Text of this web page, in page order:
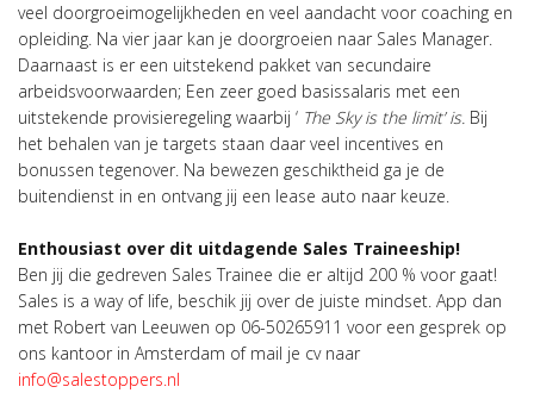
veel doorgroeimogelijkheden en veel aandacht voor coaching en
opleiding. Na vier jaar kan je doorgroeien naar Sales Manager.
Daarnaast is er een uitstekend pakket van secundaire
arbeidsvoorwaarden; Een zeer goed basissalaris met een
uitstekende provisieregeling waarbij ‘ The Sky is the limit’ is. Bij
het behalen van je targets staan daar veel incentives en
bonussen tegenover. Na bewezen geschiktheid ga je de
buitendienst in en ontvang jij een lease auto naar keuze.
Enthousiast over dit uitdagende Sales Traineeship!
Ben jij die gedreven Sales Trainee die er altijd 200 % voor gaat!
Sales is a way of life, beschik jij over de juiste mindset. App dan
met Robert van Leeuwen op 06-50265911 voor een gesprek op
ons kantoor in Amsterdam of mail je cv naar
info@salestoppers.nl